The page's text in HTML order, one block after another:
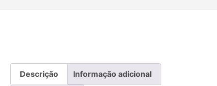
Descrição Informação adicional